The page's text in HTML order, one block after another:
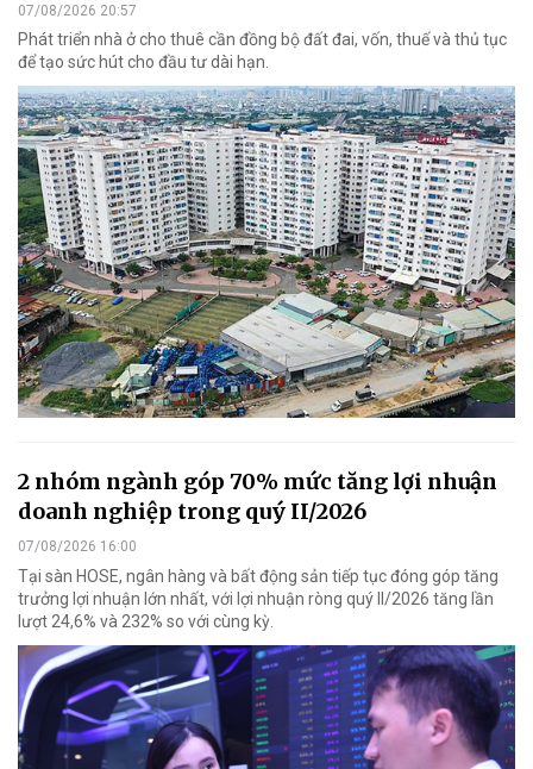
07/08/2026 20:57
Phát triển nhà ở cho thuê cần đồng bộ đất đai, vốn, thuế và thủ tục
để tạo sức hút cho đầu tư dài hạn.
2 nhóm ngành góp 70% mức tăng lợi nhuận
doanh nghiệp trong quý II/2026
07/08/2026 16:00
Tại sàn HOSE, ngân hàng và bất động sản tiếp tục đóng góp tăng
trưởng lợi nhuận lớn nhất, với lợi nhuận ròng quý II/2026 tăng lần
lượt 24,6% và 232% so với cùng kỳ.